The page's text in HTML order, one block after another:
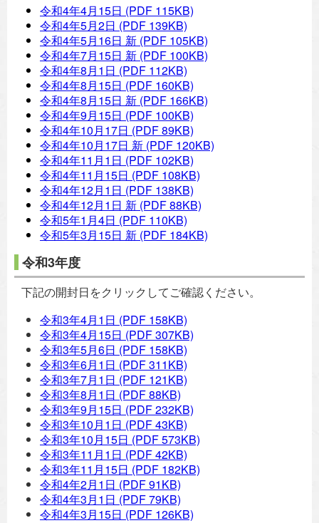
令和4年4月15日 (PDF 115KB)
令和4年5月2日 (PDF 139KB)
令和4年5月16日 新 (PDF 105KB)
令和4年7月15日 新 (PDF 100KB)
令和4年8月1日 (PDF 112KB)
令和4年8月15日 (PDF 160KB)
令和4年8月15日 新 (PDF 166KB)
令和4年9月15日 (PDF 100KB)
令和4年10月17日 (PDF 89KB)
令和4年10月17日 新 (PDF 120KB)
令和4年11月1日 (PDF 102KB)
令和4年11月15日 (PDF 108KB)
令和4年12月1日 (PDF 138KB)
令和4年12月1日 新 (PDF 88KB)
令和5年1月4日 (PDF 110KB)
令和5年3月15日 新 (PDF 184KB)
令和3年度
下記の開封日をクリックしてご確認ください。
令和3年4月1日 (PDF 158KB)
令和3年4月15日 (PDF 307KB)
令和3年5月6日 (PDF 158KB)
令和3年6月1日 (PDF 311KB)
令和3年7月1日 (PDF 121KB)
令和3年8月1日 (PDF 88KB)
令和3年9月15日 (PDF 232KB)
令和3年10月1日 (PDF 43KB)
令和3年10月15日 (PDF 573KB)
令和3年11月1日 (PDF 42KB)
令和3年11月15日 (PDF 182KB)
令和4年2月1日 (PDF 91KB)
令和4年3月1日 (PDF 79KB)
令和4年3月15日 (PDF 126KB)